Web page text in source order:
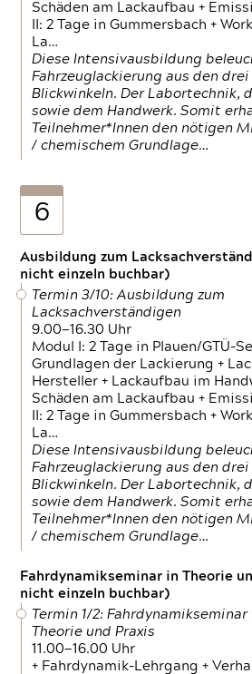
Schäden am Lackaufbau +
II: 2 Tage in Gummersbach +
La…
Diese Intensivausbildung
Fahrzeuglackierung aus den
Blickwinkeln. Der Labortechnik,
sowie dem Handwerk. Somit
Teilnehmer*Innen den nötigen
/ chemischem Grundlage…
6
Ausbildung zum
nicht einzeln buchbar)
Termin 3/10: Ausbildung zum
Lacksachverständigen
9.00—16.30 Uhr
Modul I: 2 Tage in Plauen/GTÜ-
Grundlagen der Lackierung +
Hersteller + Lackaufbau im
Schäden am Lackaufbau +
II: 2 Tage in Gummersbach +
La…
Diese Intensivausbildung
Fahrzeuglackierung aus den
Blickwinkeln. Der Labortechnik,
sowie dem Handwerk. Somit
Teilnehmer*Innen den nötigen
/ chemischem Grundlage…
Fahrdynamikseminar in Theorie
nicht einzeln buchbar)
Termin 1/2: Fahrdynamikseminar
Theorie und Praxis
11.00—16.00 Uhr
+ Fahrdynamik-Lehrgang +